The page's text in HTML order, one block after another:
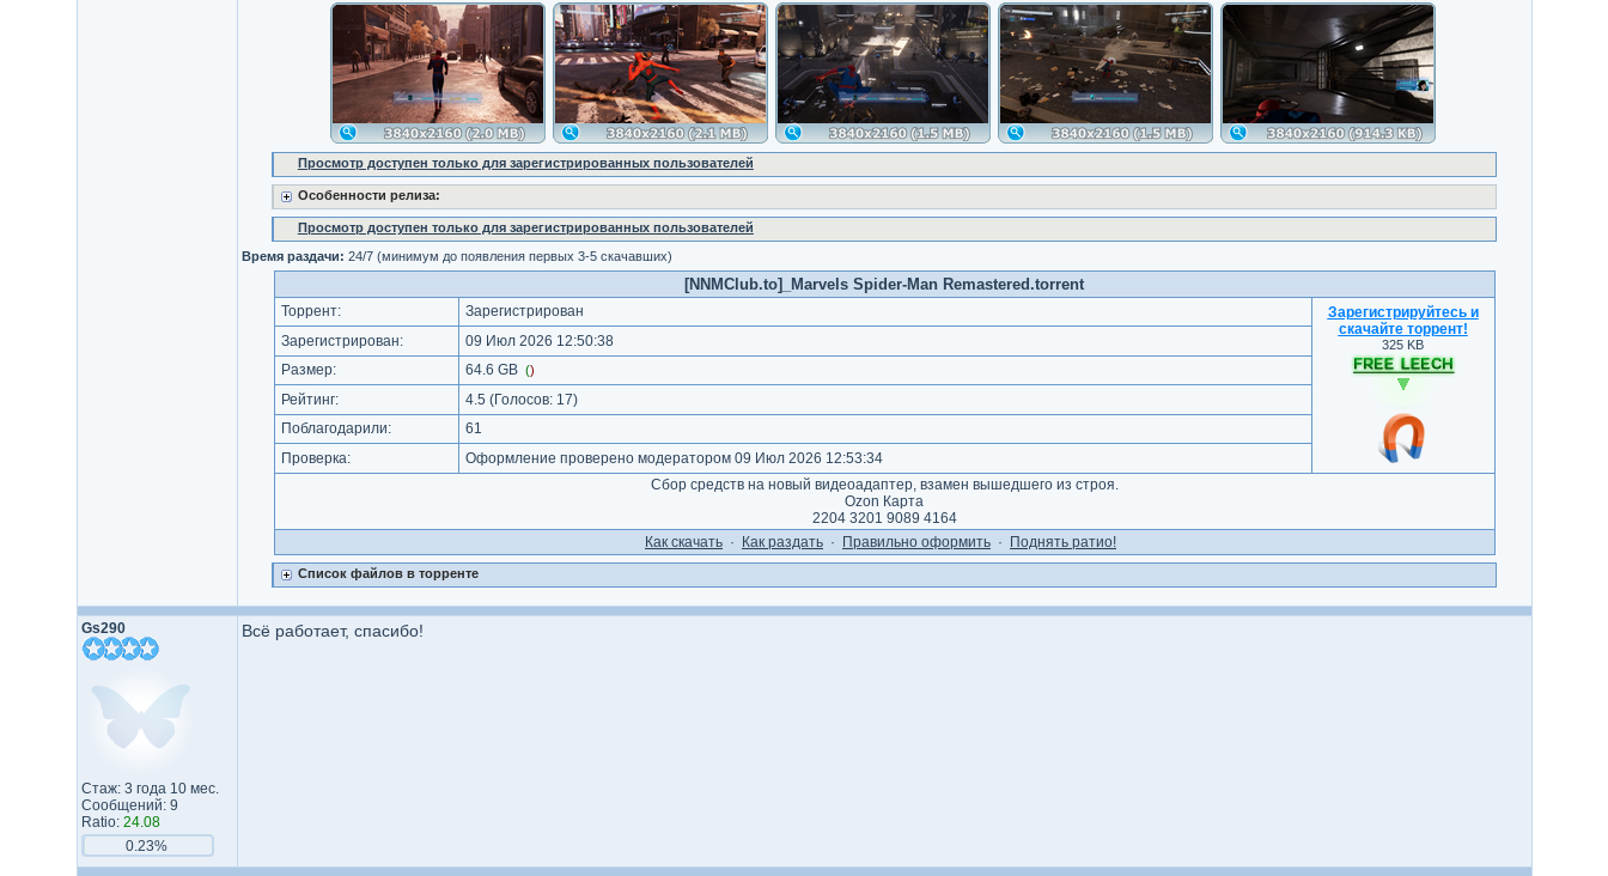
Просмотр доступен только для зарегистрированных пользователей
Особенности релиза:
Просмотр доступен только для зарегистрированных пользователей
Время раздачи: 24/7 (минимум до появления первых 3-5 скачавших)
[NNMClub.to]_Marvels Spider-Man Remastered.torrent
Торрент: Зарегистрирован
Зарегистрируйтесь и
скачайте торрент!
325 KB
Зарегистрирован:
09 Июл 2026 12:50:38
Размер:
64.6 GB ()
Рейтинг: 4.5 (Голосов: 17)
Поблагодарили:
61
Проверка:
Оформление проверено модератором 09 Июл 2026 12:53:34
Сбор средств на новый видеоадаптер, взамен вышедшего из строя.
Ozon Карта
2204 3201 9089 4164
Как cкачать · Как раздать · Правильно оформить · Поднять ратио!
Список файлов в торренте
Gs290
Стаж: 3 года 10 мес.
Сообщений: 9
Ratio: 24.08
0.23%
Всё работает, спасибо!